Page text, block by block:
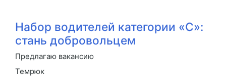
Набор водителей категории «С»:
стань добровольцем
Предлагаю вакансию
Темрюк